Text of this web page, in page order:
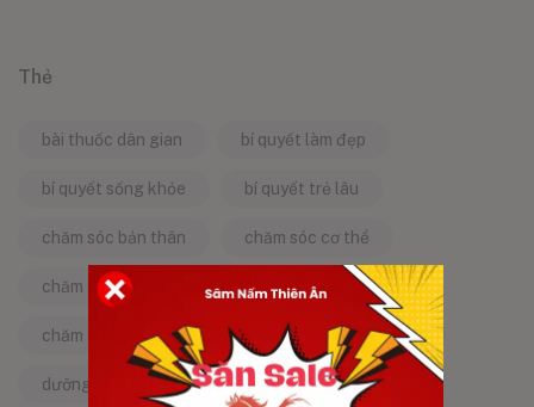
Thẻ
bài thuốc dân gian bí quyết làm đẹp
bí quyết sống khỏe bí quyết trẻ lâu
chăm sóc bản thân chăm sóc cơ thể
chăm sóc da chăm sóc sức khỏe
chăm sóc sức khỏe tự nhiên chống lão hóa
dưỡng da tự nhiên dưỡng sinh